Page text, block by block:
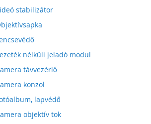
stabilizátor
nélküli jeladó modul
távvezérlő
konzol
lapvédő
objektív tok